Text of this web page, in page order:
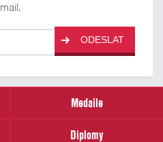
mail.
ODESLAT
Medaile
Diplomy